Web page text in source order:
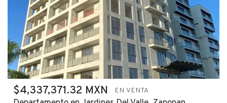
$4,337,371.32 MXN EN VENTA